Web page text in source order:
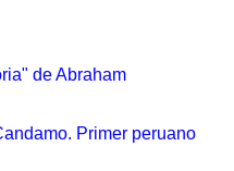
de Abraham
Primer peruano